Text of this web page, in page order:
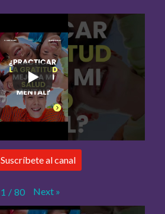
Suscríbete al canal
1 / 80 Next »